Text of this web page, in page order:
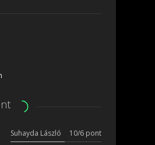
Suhayda László
10/6 pont